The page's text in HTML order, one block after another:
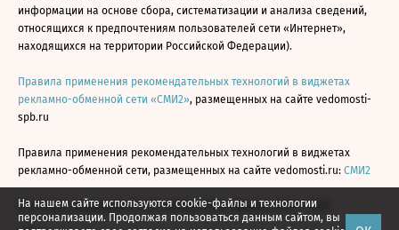
На нашем сайте используются cookie-файлы и технологии
персонализации. Продолжая пользоваться данным сайтом, вы
информации на основе сбора, систематизации и анализа сведений,
относящихся к предпочтениям пользователей сети «Интернет»,
находящихся на территории Российской Федерации).
Правила применения рекомендательных технологий в виджетах
рекламно-обменной сети «СМИ2», размещенных на сайте vedomosti-
spb.ru
Правила применения рекомендательных технологий в виджетах
рекламно-обменной сети, размещенных на сайте vedomosti.ru: СМИ2
Все права защищены © АО «Бизнес Ньюс Медиа», 2024 - 2026